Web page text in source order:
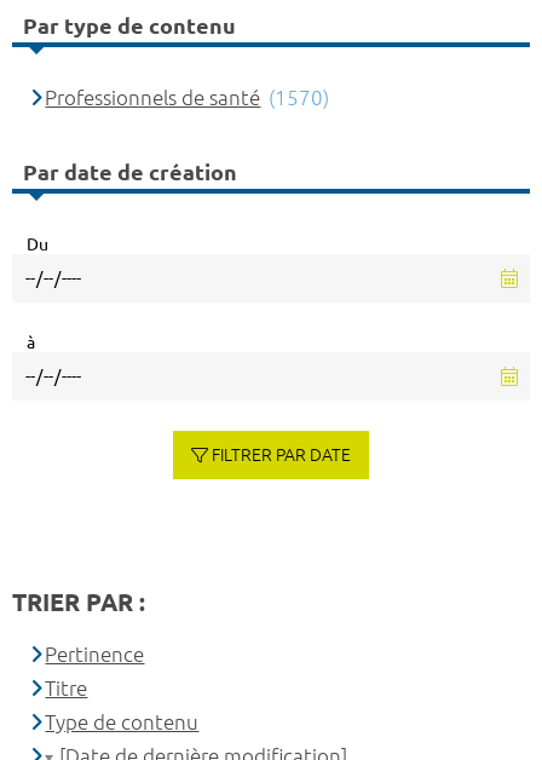
Par type de contenu
Professionnels de santé (1570)
Par date de création
Du
à
FILTRER PAR DATE
TRIER PAR :
Pertinence
Titre
Type de contenu